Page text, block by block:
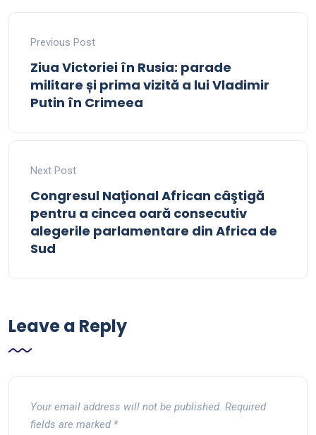
Previous Post
Ziua Victoriei în Rusia: parade
militare și prima vizită a lui Vladimir
Putin în Crimeea
Next Post
Congresul Naţional African câştigă
pentru a cincea oară consecutiv
alegerile parlamentare din Africa de
Sud
Leave a Reply
Your email address will not be published. Required
fields are marked *